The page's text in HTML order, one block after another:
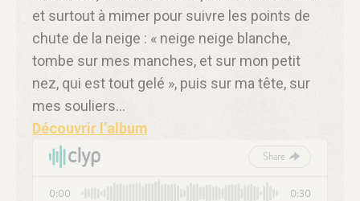
et surtout à mimer pour suivre les points de
chute de la neige : « neige neige blanche,
tombe sur mes manches, et sur mon petit
nez, qui est tout gelé », puis sur ma tête, sur
mes souliers…
Découvrir l’album